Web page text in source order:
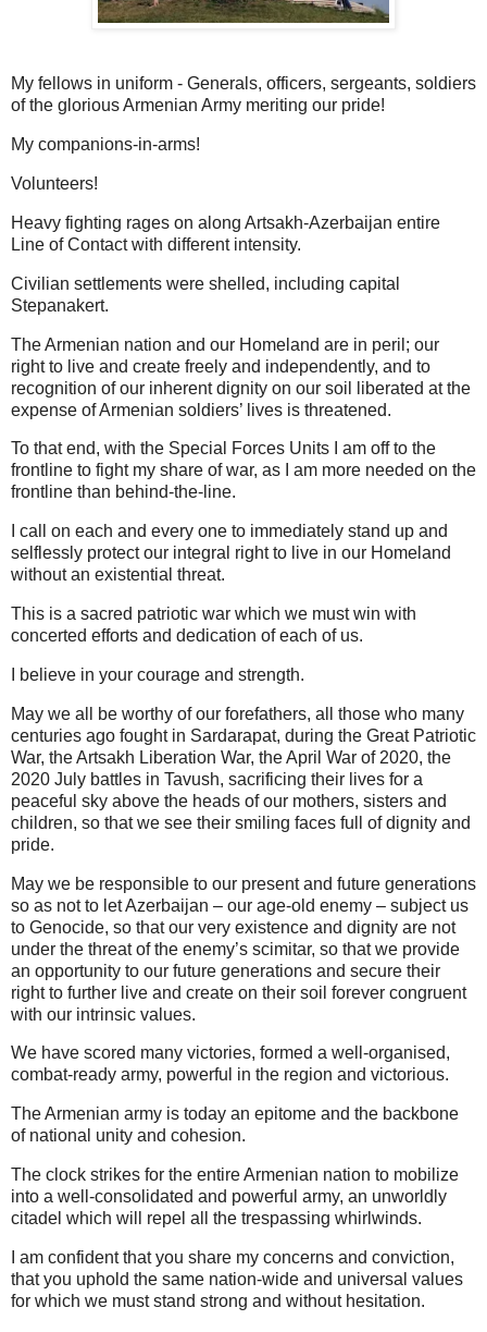
My fellows in uniform - Generals, officers, sergeants, soldiers
of the glorious Armenian Army meriting our pride!
My companions-in-arms!
Volunteers!
Heavy fighting rages on along Artsakh-Azerbaijan entire
Line of Contact with different intensity.
Civilian settlements were shelled, including capital
Stepanakert.
The Armenian nation and our Homeland are in peril; our
right to live and create freely and independently, and to
recognition of our inherent dignity on our soil liberated at the
expense of Armenian soldiers’ lives is threatened.
To that end, with the Special Forces Units I am off to the
frontline to fight my share of war, as I am more needed on the
frontline than behind-the-line.
I call on each and every one to immediately stand up and
selflessly protect our integral right to live in our Homeland
without an existential threat.
This is a sacred patriotic war which we must win with
concerted efforts and dedication of each of us.
I believe in your courage and strength.
May we all be worthy of our forefathers, all those who many
centuries ago fought in Sardarapat, during the Great Patriotic
War, the Artsakh Liberation War, the April War of 2020, the
2020 July battles in Tavush, sacrificing their lives for a
peaceful sky above the heads of our mothers, sisters and
children, so that we see their smiling faces full of dignity and
pride.
May we be responsible to our present and future generations
so as not to let Azerbaijan – our age-old enemy – subject us
to Genocide, so that our very existence and dignity are not
under the threat of the enemy’s scimitar, so that we provide
an opportunity to our future generations and secure their
right to further live and create on their soil forever congruent
with our intrinsic values.
We have scored many victories, formed a well-organised,
combat-ready army, powerful in the region and victorious.
The Armenian army is today an epitome and the backbone
of national unity and cohesion.
The clock strikes for the entire Armenian nation to mobilize
into a well-consolidated and powerful army, an unworldly
citadel which will repel all the trespassing whirlwinds.
I am confident that you share my concerns and conviction,
that you uphold the same nation-wide and universal values
for which we must stand strong and without hesitation.